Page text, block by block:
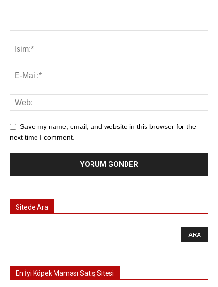
Save my name, email, and website in this browser for the
next time I comment.
Sitede Ara
En İyi Köpek Maması Satış Sitesi